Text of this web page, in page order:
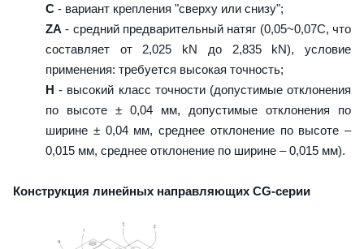
C - вариант крепления "сверху или снизу";
ZA - средний предварительный натяг (0,05~0,07C, что
составляет от 2,025 kN до 2,835 kN), условие
применения: требуется высокая точность;
H - высокий класс точности (допустимые отклонения
по высоте ± 0,04 мм, допустимые отклонения по
ширине ± 0,04 мм, среднее отклонение по высоте –
0,015 мм, среднее отклонение по ширине – 0,015 мм).
Конструкция линейных направляющих CG-серии